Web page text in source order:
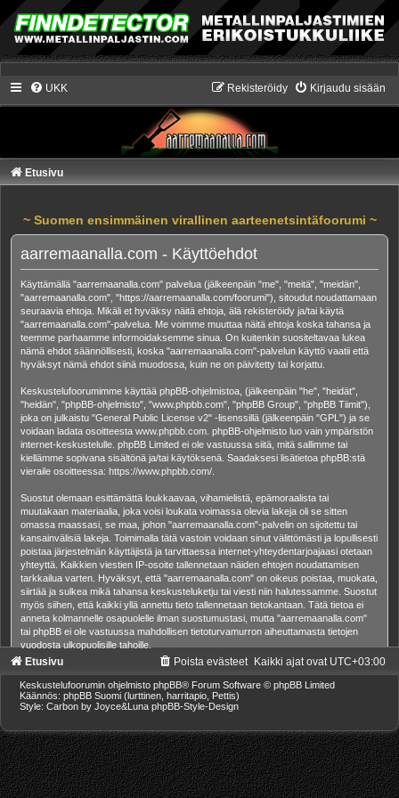
UKK Kirjaudu sisään
Rekisteröidy
Etusivu
~ Suomen ensimmäinen virallinen aarteenetsintäfoorumi ~
aarremaanalla.com - Käyttöehdot
Käyttämällä "aarremaanalla.com" palvelua (jälkeenpäin "me", "meitä", "meidän",
"aarremaanalla.com", "https://aarremaanalla.com/foorumi"), sitoudut noudattamaan
seuraavia ehtoja. Mikäli et hyväksy näitä ehtoja, älä rekisteröidy ja/tai käytä
"aarremaanalla.com"-palvelua. Me voimme muuttaa näitä ehtoja koska tahansa ja
teemme parhaamme informoidaksemme sinua. On kuitenkin suositeltavaa lukea
nämä ehdot säännöllisesti, koska "aarremaanalla.com"-palvelun käyttö vaatii että
hyväksyt nämä ehdot siinä muodossa, kuin ne on päivitetty tai korjattu.
Keskustelufoorumimme käyttää phpBB-ohjelmistoa, (jälkeenpäin "he", "heidät",
"heidän", "phpBB-ohjelmisto", "www.phpbb.com", "phpBB Group", "phpBB Tiimit"),
joka on julkaistu "General Public License v2" -lisenssillä (jälkeenpäin "GPL") ja se
voidaan ladata osoitteesta www.phpbb.com . phpBB-ohjelmisto luo vain ympäristön
internet-keskustelulle. phpBB Limited ei ole vastuussa siitä, mitä sallimme tai
kiellämme sopivana sisältönä ja/tai käytöksenä. Saadaksesi lisätietoa phpBB:stä
vieraile osoitteessa: https://www.phpbb.com/
Suostut olemaan esittämättä loukkaavaa, vihamielistä, epämoraalista tai
muutakaan materiaalia, joka voisi loukata voimassa olevia lakeja oli se sitten
omassa maassasi, se maa, johon "aarremaanalla.com"-palvelin on sijoitettu tai
kansainvälisiä lakeja. Toimimalla tätä vastoin voidaan sinut välittömästi ja lopullisesti
poistaa järjestelmän käyttäjistä ja tarvittaessa internet-yhteydentarjoajaasi otetaan
yhteyttä. Kaikkien viestien IP-osoite tallennetaan näiden ehtojen noudattamisen
tarkkailua varten. Hyväksyt, että "aarremaanalla.com" on oikeus poistaa, muokata,
siirtää ja sulkea mikä tahansa keskusteluketju tai viesti niin halutessamme. Suostut
myös siihen, että kaikki yllä annettu tieto tallennetaan tietokantaan. Tätä tietoa ei
anneta kolmannelle osapuolelle ilman suostumustasi, mutta "aarremaanalla.com"
tai phpBB ei ole vastuussa mahdollisen tietoturvamurron aiheuttamasta tietojen
vuodosta ulkopuolisille tahoille.
Etusivu Kaikki ajat ovat UTC+03:00
Poista evästeet
Keskustelufoorumin ohjelmisto phpBB® Forum Software © phpBB Limited
Käännös: phpBB Suomi (lurttinen, harritapio, Pettis)
Style: Carbon by Joyce&Luna phpBB-Style-Design